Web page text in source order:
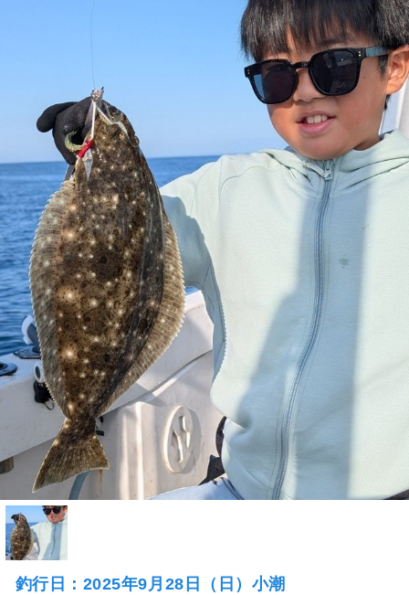
釣行日：2025年9月28日（日）小潮